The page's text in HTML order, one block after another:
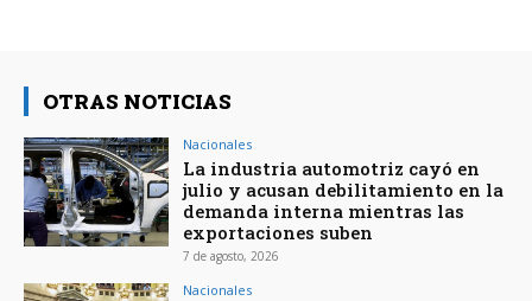
OTRAS NOTICIAS
Nacionales
La industria automotriz cayó en
julio y acusan debilitamiento en la
demanda interna mientras las
exportaciones suben
7 de agosto, 2026
Nacionales